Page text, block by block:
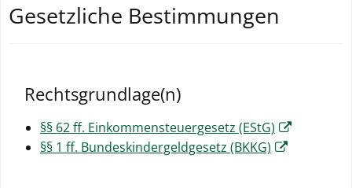
Gesetzliche Bestimmungen
Rechtsgrundlage(n)
§§ 62 ff. Einkommensteuergesetz (EStG)
§§ 1 ff. Bundeskindergeldgesetz (BKKG)